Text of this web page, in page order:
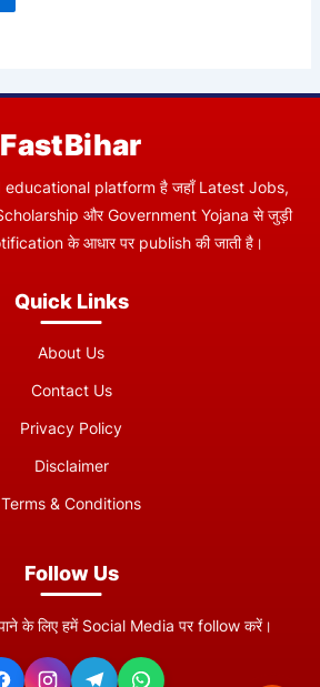
FastBihar
platform है जहाँ Latest Jobs,
और Government Yojana से जुड़ी
के आधार पर publish की जाती है।
Quick Links
About Us
Contact Us
Privacy Policy
Disclaimer
Terms & Conditions
Follow Us
के लिए हमें Social Media पर follow करें।